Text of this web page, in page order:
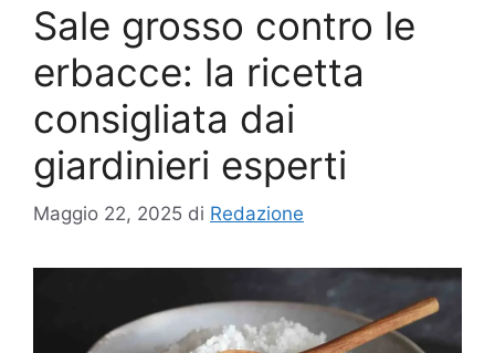
Sale grosso contro le
erbacce: la ricetta
consigliata dai
giardinieri esperti
Maggio 22, 2025 di Redazione